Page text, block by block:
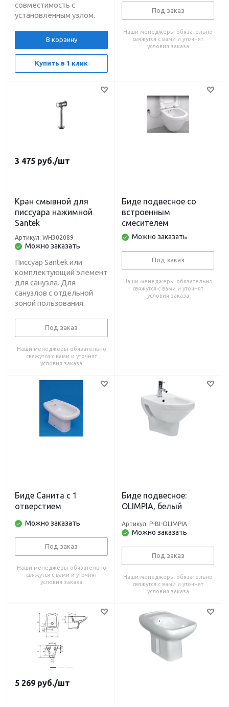
совместимость с
установленным узлом.
В корзину
Купить в 1 клик
Под заказ
Наши менеджеры обязательно
свяжутся с вами и уточнят
условия заказа
3 475 руб./шт
Кран смывной для
писсуара нажимной
Santek
Можно заказать
Артикул: WH302089
Писсуар Santek или
комплектующий элемент
для санузла. Для
санузлов с отдельной
зоной пользования.
Под заказ
Наши менеджеры обязательно
свяжутся с вами и уточнят
условия заказа
Биде подвесное со
встроенным
смесителем
Можно заказать
Под заказ
Наши менеджеры обязательно
свяжутся с вами и уточнят
условия заказа
Биде Санита с 1
отверстием
Можно заказать
Под заказ
Наши менеджеры обязательно
свяжутся с вами и уточнят
условия заказа
Биде подвесное:
OLIMPIA, белый
Можно заказать
Артикул: P-BI-OLIMPIA
Под заказ
Наши менеджеры обязательно
свяжутся с вами и уточнят
условия заказа
5 269 руб./шт